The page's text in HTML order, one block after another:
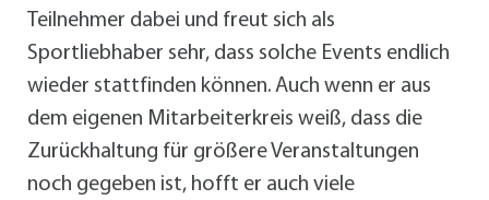
Teilnehmer dabei und freut sich als
Sportliebhaber sehr, dass solche Events endlich
wieder stattfinden können. Auch wenn er aus
dem eigenen Mitarbeiterkreis weiß, dass die
Zurückhaltung für größere Veranstaltungen
noch gegeben ist, hofft er auch viele